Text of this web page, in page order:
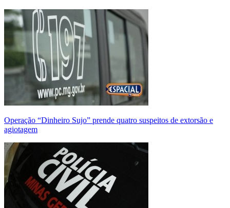
Operação “Dinheiro Sujo” prende quatro suspeitos de extorsão e
agiotagem